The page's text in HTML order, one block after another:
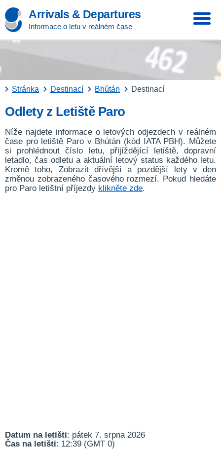
Arrivals & Departures
Informace o letu v reálném čase
Stránka Destinací Bhútán Destinací
Odlety z Letiště Paro
Níže najdete informace o letových odjezdech v reálném
čase pro letiště Paro v Bhútán (kód IATA PBH). Můžete
si prohlédnout číslo letu, přijíždějící letiště, dopravní
letadlo, čas odletu a aktuální letový status každého letu.
Kromě toho, Zobrazit dřívější a pozdější lety v den
změnou zobrazeného časového rozmezí. Pokud hledáte
pro Paro letištní příjezdy klikněte zde.
Datum na letišti: pátek 7. srpna 2026
Čas na letišti: 12:39 (GMT 0)